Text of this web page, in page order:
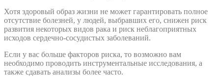
Хотя здоровый образ жизни не может гарантировать полное
отсутствие болезней, у людей, выбравших его, снижен риск
развития некоторых видов рака и риск неблагоприятных
исходов сердечно-сосудистых заболеваний.
Если у вас больше факторов риска, то возможно вам
необходимо проводить инструментальные исследования, а
также сдавать анализы более часто.